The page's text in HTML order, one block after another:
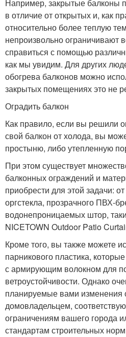
Например, закрытые балконы
в отличие от открытых и, как
относительно более теплую
непроизвольно ограничивают
справиться с помощью
как мы увидим. Для других
обогрева балконов можно
закрытых помещениях это не
Оградить балкон
Как правило, если вы решили
свой балкон от холода, вы
простыню, либо утепленную
При этом существует
балконных ограждений и
приобрести для этой задачи:
оргстекла, прозрачного ПВХ-
водонепроницаемых штор,
NICETOWN Outdoor Patio
Кроме того, вы также можете
парникового пластика,
с армирующим волокном для
ветроустойчивости. Однако
планируемые вами
домовладельцем,
ограничениям вашего города
стандартам строительных